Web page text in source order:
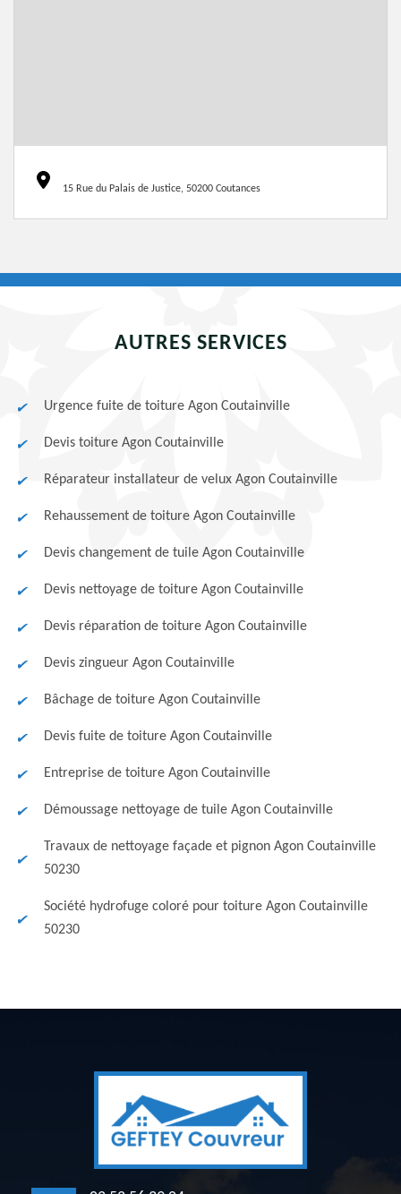
15 Rue du Palais de Justice, 50200 Coutances
AUTRES SERVICES
Urgence fuite de toiture Agon Coutainville
Devis toiture Agon Coutainville
Réparateur installateur de velux Agon Coutainville
Rehaussement de toiture Agon Coutainville
Devis changement de tuile Agon Coutainville
Devis nettoyage de toiture Agon Coutainville
Devis réparation de toiture Agon Coutainville
Devis zingueur Agon Coutainville
Bâchage de toiture Agon Coutainville
Devis fuite de toiture Agon Coutainville
Entreprise de toiture Agon Coutainville
Démoussage nettoyage de tuile Agon Coutainville
Travaux de nettoyage façade et pignon Agon Coutainville
50230
Société hydrofuge coloré pour toiture Agon Coutainville
50230